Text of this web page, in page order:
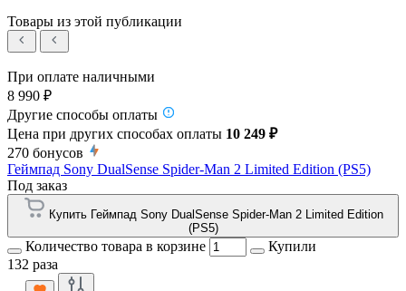
Товары из этой публикации
При оплате наличными
8 990 ₽
Другие способы оплаты
Цена при других способах оплаты 10 249 ₽
270 бонусов
Геймпад Sony DualSense Spider-Man 2 Limited Edition (PS5)
Под заказ
Купить Геймпад Sony DualSense Spider-Man 2 Limited Edition
(PS5)
Количество товара в корзине
Купили
132 раза